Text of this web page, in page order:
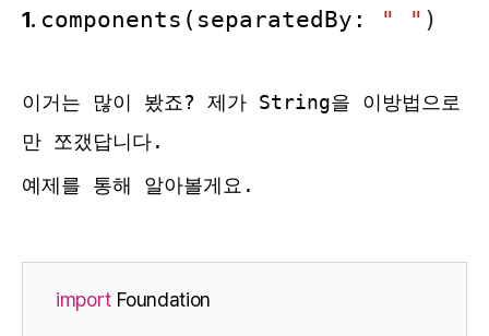
1. components(separatedBy: " " )
이거는 많이 봤죠? 제가 String을 이방법으로
만 쪼갰답니다.
예제를 통해 알아볼게요.
import Foundation